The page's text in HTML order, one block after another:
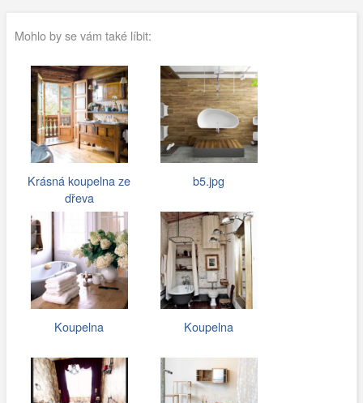
Mohlo by se vám také líbit:
Krásná koupelna ze
dřeva
b5.jpg
Koupelna Koupelna